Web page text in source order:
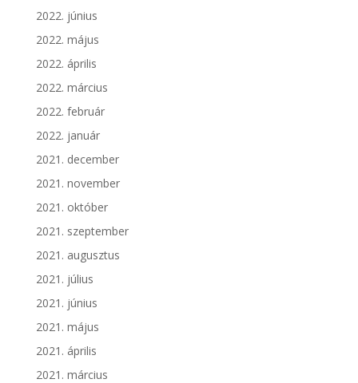
2022. június
2022. május
2022. április
2022. március
2022. február
2022. január
2021. december
2021. november
2021. október
2021. szeptember
2021. augusztus
2021. július
2021. június
2021. május
2021. április
2021. március